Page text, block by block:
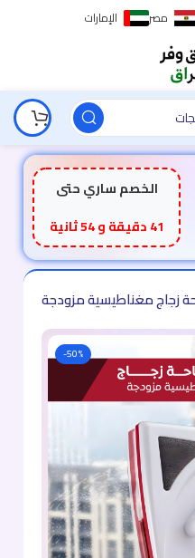
مصر الإمارات
الخصم ساري حتى
41 دقيقة و 52 ثانية
زجاج مغناطيسية مزودجة
-50%